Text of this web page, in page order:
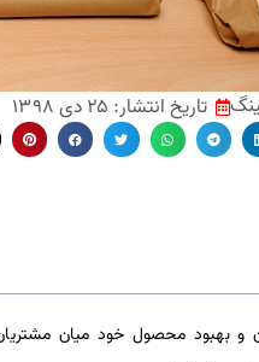
تاریخ انتشار: ۲۵ دی ۱۳۹۸
محصول خود میان مشتریان